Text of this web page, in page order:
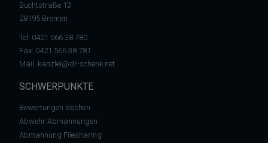
Buchtstraße 13
28195 Bremen
Tel: 0421 566 38 780
Fax: 0421 566 38 781
Mail: kanzlei@dr-schenk.net
SCHWERPUNKTE
Bewertungen löschen
Abwehr Abmahnungen
Abmahnung Filesharing